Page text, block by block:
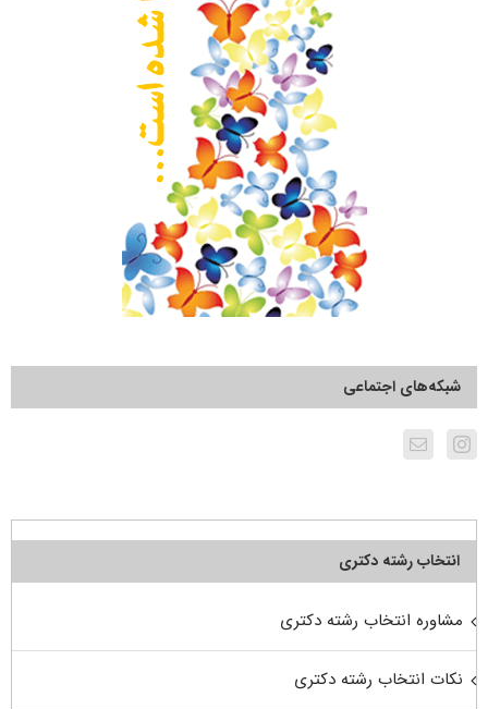
شبکه‌های اجتماعی
انتخاب رشته دکتری
مشاوره انتخاب رشته دکتری
نکات انتخاب رشته دکتری